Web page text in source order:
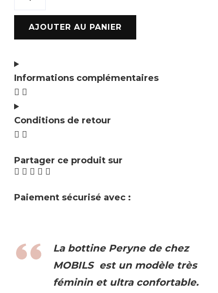
AJOUTER AU PANIER
Informations complémentaires
Conditions de retour
Partager ce produit sur
Paiement sécurisé avec :
La bottine Peryne de chez
MOBILSest un modèle très
féminin et ultra confortable.